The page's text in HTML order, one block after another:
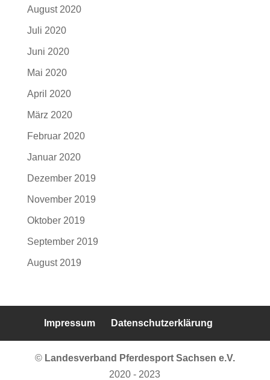
August 2020
Juli 2020
Juni 2020
Mai 2020
April 2020
März 2020
Februar 2020
Januar 2020
Dezember 2019
November 2019
Oktober 2019
September 2019
August 2019
Impressum Datenschutzerklärung
© Landesverband Pferdesport Sachsen e.V.
2020 - 2023